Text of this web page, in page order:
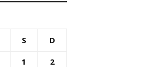
S D
1
2